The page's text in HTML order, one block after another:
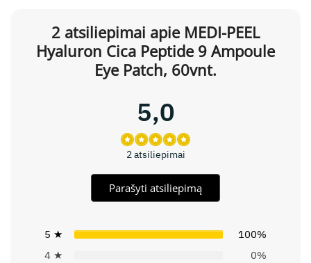
2 atsiliepimai apie MEDI-PEEL
Hyaluron Cica Peptide 9 Ampoule
Eye Patch, 60vnt.
5,0
2 atsiliepimai
Parašyti atsiliepimą
5 ★
100%
4 ★
0%